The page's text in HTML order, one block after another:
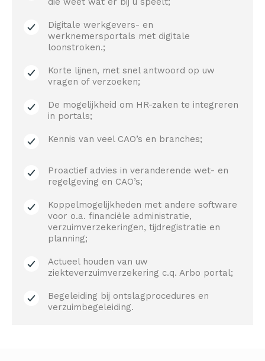
Digitale werkgevers- en
werknemersportals met digitale
loonstroken.;​
Korte lijnen, met snel antwoord op uw
vragen of verzoeken;​
De mogelijkheid om HR-zaken te integreren
in portals;
Kennis van veel CAO’s en branches;​
Proactief advies in veranderende wet- en
regelgeving en CAO’s;
Koppelmogelijkheden met andere software
voor o.a. financiële administratie,
verzuimverzekeringen, tijdregistratie en
planning;​
Actueel houden van uw
ziekteverzuimverzekering c.q. Arbo portal;​
Begeleiding bij ontslagprocedures en
verzuimbegeleiding.